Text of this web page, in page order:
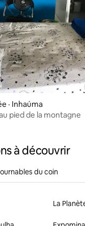
· Inhaúma
pied de la montagne
à découvrir
du coin
La